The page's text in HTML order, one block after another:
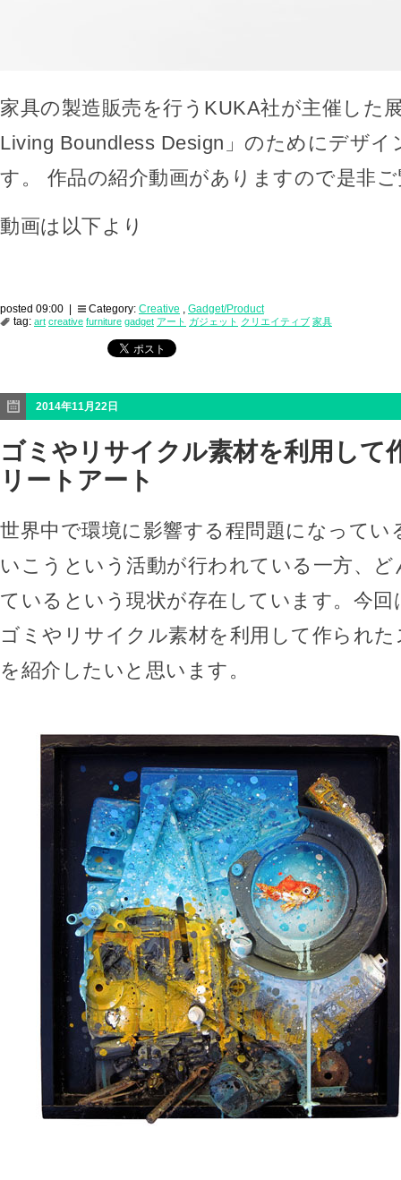
家具の製造販売を行うKUKA社が主催した
Living Boundless Design」のためにデザイ
す。 作品の紹介動画がありますので是非
動画は以下より
posted 09:00 | Category: Creative , Gadget/Product
tag: art creative furniture gadget アート ガジェット クリエイティブ 家具
2014年11月22日
ゴミやリサイクル素材を利用して
リートアート
世界中で環境に影響する程問題になってい
いこうという活動が行われている一方、
ているという現状が存在しています。今
ゴミやリサイクル素材を利用して作られ
を紹介したいと思います。